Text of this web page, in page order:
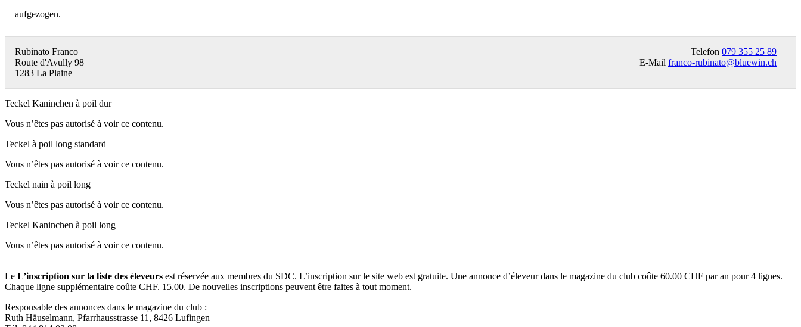
aufgezogen.
Rubinato Franco
Route d'Avully 98
1283 La Plaine
Telefon 079 355 25 89
E-Mail franco-rubinato@bluewin.ch
Teckel Kaninchen à poil dur
Vous n’êtes pas autorisé à voir ce contenu.
Teckel à poil long standard
Vous n’êtes pas autorisé à voir ce contenu.
Teckel nain à poil long
Vous n’êtes pas autorisé à voir ce contenu.
Teckel Kaninchen à poil long
Vous n’êtes pas autorisé à voir ce contenu.
Le L’inscription sur la liste des éleveurs est réservée aux membres du SDC. L’inscription sur le site web est gratuite. Une annonce d’éleveur dans le magazine du club coûte 60.00 CHF par an pour 4 lignes.
Chaque ligne supplémentaire coûte CHF. 15.00. De nouvelles inscriptions peuvent être faites à tout moment.
Responsable des annonces dans le magazine du club :
Ruth Häuselmann, Pfarrhausstrasse 11, 8426 Lufingen